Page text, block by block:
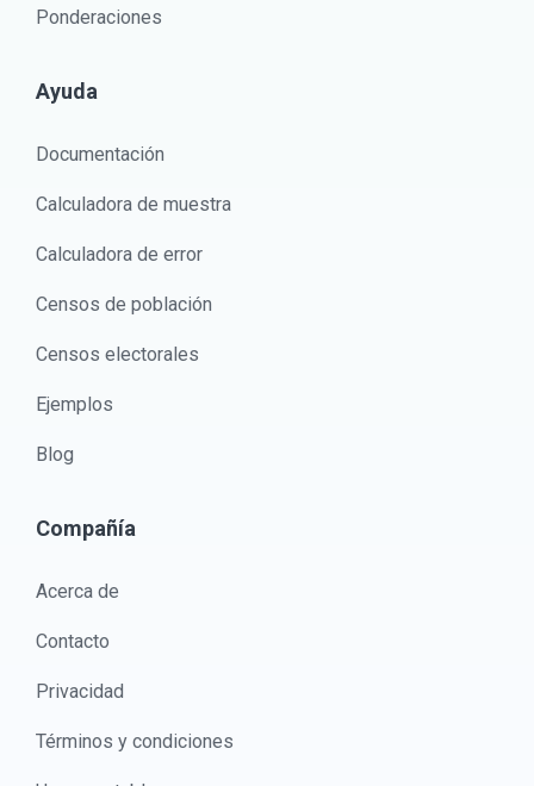
Ponderaciones
Ayuda
Documentación
Calculadora de muestra
Calculadora de error
Censos de población
Censos electorales
Ejemplos
Blog
Compañía
Acerca de
Contacto
Privacidad
Términos y condiciones